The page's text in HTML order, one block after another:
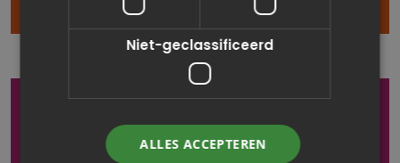
Afstuderen?
Niet-geclassificeerd
ALLES ACCEPTEREN